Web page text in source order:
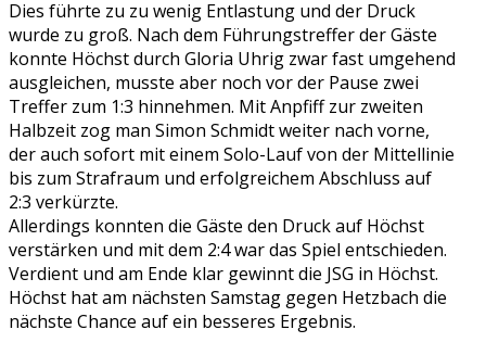
Dies führte zu zu wenig Entlastung und der Druck
wurde zu groß. Nach dem Führungstreffer der Gäste
konnte Höchst durch Gloria Uhrig zwar fast umgehend
ausgleichen, musste aber noch vor der Pause zwei
Treffer zum 1:3 hinnehmen. Mit Anpfiff zur zweiten
Halbzeit zog man Simon Schmidt weiter nach vorne,
der auch sofort mit einem Solo-Lauf von der Mittellinie
bis zum Strafraum und erfolgreichem Abschluss auf
2:3 verkürzte.
Allerdings konnten die Gäste den Druck auf Höchst
verstärken und mit dem 2:4 war das Spiel entschieden.
Verdient und am Ende klar gewinnt die JSG in Höchst.
Höchst hat am nächsten Samstag gegen Hetzbach die
nächste Chance auf ein besseres Ergebnis.